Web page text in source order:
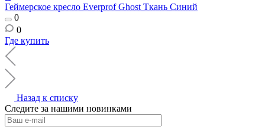
Геймерское кресло Everprof Ghost Ткань Синий
0
0
Где купить
Назад к списку
Следите за нашими новинками